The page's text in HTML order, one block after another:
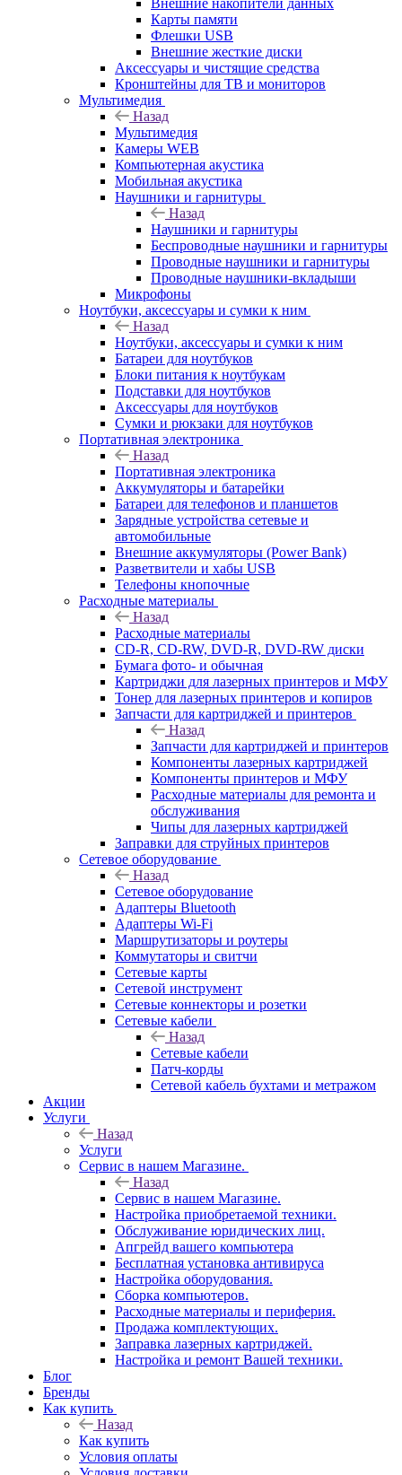
Внешние накопители данных
Карты памяти
Флешки USB
Внешние жесткие диски
Аксессуары и чистящие средства
Кронштейны для ТВ и мониторов
Мультимедия
Назад
Мультимедия
Камеры WEB
Компьютерная акустика
Мобильная акустика
Наушники и гарнитуры
Назад
Наушники и гарнитуры
Беспроводные наушники и гарнитуры
Проводные наушники и гарнитуры
Проводные наушники-вкладыши
Микрофоны
Ноутбуки, аксессуары и сумки к ним
Назад
Ноутбуки, аксессуары и сумки к ним
Батареи для ноутбуков
Блоки питания к ноутбукам
Подставки для ноутбуков
Аксессуары для ноутбуков
Сумки и рюкзаки для ноутбуков
Портативная электроника
Назад
Портативная электроника
Аккумуляторы и батарейки
Батареи для телефонов и планшетов
Зарядные устройства сетевые и
автомобильные
Внешние аккумуляторы (Power Bank)
Разветвители и хабы USB
Телефоны кнопочные
Расходные материалы
Назад
Расходные материалы
CD-R, CD-RW, DVD-R, DVD-RW диски
Бумага фото- и обычная
Картриджи для лазерных принтеров и МФУ
Тонер для лазерных принтеров и копиров
Запчасти для картриджей и принтеров
Назад
Запчасти для картриджей и принтеров
Компоненты лазерных картриджей
Компоненты принтеров и МФУ
Расходные материалы для ремонта и
обслуживания
Чипы для лазерных картриджей
Заправки для струйных принтеров
Сетевое оборудование
Назад
Сетевое оборудование
Адаптеры Bluetooth
Адаптеры Wi-Fi
Маршрутизаторы и роутеры
Коммутаторы и свитчи
Сетевые карты
Сетевой инструмент
Сетевые коннекторы и розетки
Сетевые кабели
Назад
Сетевые кабели
Патч-корды
Сетевой кабель бухтами и метражом
Акции
Услуги
Назад
Услуги
Сервис в нашем Магазине.
Назад
Сервис в нашем Магазине.
Настройка приобретаемой техники.
Обслуживание юридических лиц.
Апгрейд вашего компьютера
Бесплатная установка антивируса
Настройка оборудования.
Сборка компьютеров.
Расходные материалы и периферия.
Продажа комплектующих.
Заправка лазерных картриджей.
Настройка и ремонт Вашей техники.
Блог
Бренды
Как купить
Назад
Как купить
Условия оплаты